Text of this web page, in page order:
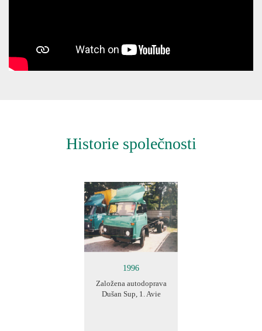
Historie společnosti
1996
Založena autodoprava
Dušan Sup, 1. Avie